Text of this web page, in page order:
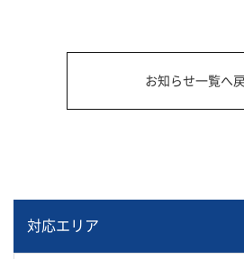
お知らせ一覧へ
対応エリア